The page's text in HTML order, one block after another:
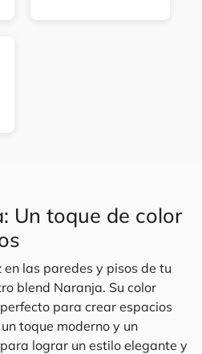
Un toque de color
las paredes y pisos de tu
blend Naranja. Su color
para crear espacios
toque moderno y un
lograr un estilo elegante y